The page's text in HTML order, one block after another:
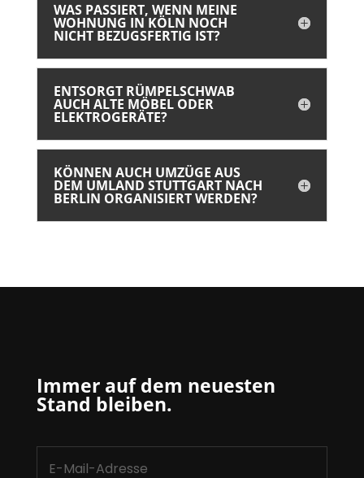
WAS PASSIERT, WENN MEINE
WOHNUNG IN KÖLN NOCH
NICHT BEZUGSFERTIG IST?
ENTSORGT RÜMPELSCHWAB
AUCH ALTE MÖBEL ODER
ELEKTROGERÄTE?
KÖNNEN AUCH UMZÜGE AUS
DEM UMLAND STUTTGART NACH
BERLIN ORGANISIERT WERDEN?
Immer auf dem neuesten
Stand bleiben.